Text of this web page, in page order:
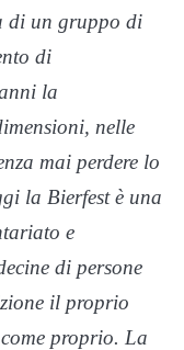
di un gruppo di
di
la
nelle
mai perdere lo
la Bierfest è una
e
di persone
il proprio
proprio. La